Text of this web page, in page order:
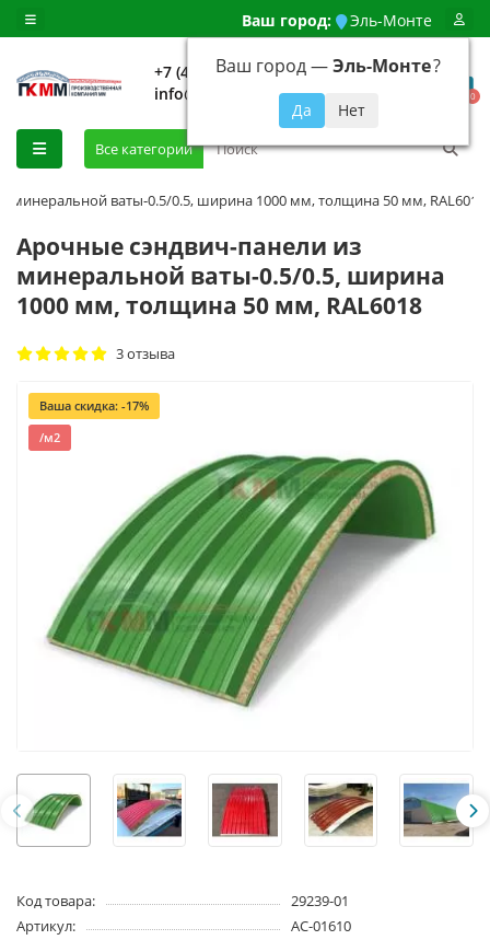
Ваш город: Эль-Монте
Ваш город —Эль-Монте?
+7 (499) 648-92-94
info@evroshtaketnikmoskva.ru
0
Все категории
минеральной ваты-0.5/0.5, ширина 1000 мм, толщина 50 мм, RAL6018
Арочные сэндвич-панели из
минеральной ваты-0.5/0.5, ширина
1000 мм, толщина 50 мм, RAL6018
3 отзыва
Ваша скидка: -17%
/м2
Код товара:
29239-01
Артикул:
AC-01610